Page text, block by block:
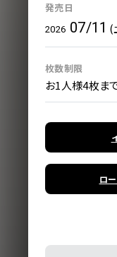
発売日
2026 07/11 (
枚数制限
お1人様4枚ま
ロ